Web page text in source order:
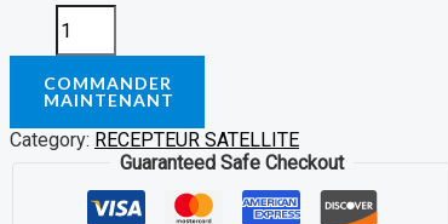
COMMANDER
MAINTENANT
Category: RECEPTEUR SATELLITE
Guaranteed Safe Checkout